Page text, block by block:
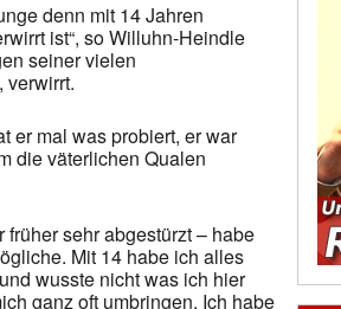
denn mit 14 Jahren
ist“, so Willuhn-Heindle
seiner vielen
verwirrt.
er mal was probiert, er war
die väterlichen Qualen
sehr abgestürzt – habe
Mit 14 habe ich alles
wusste nicht was ich hier
ganz oft umbringen. Ich habe